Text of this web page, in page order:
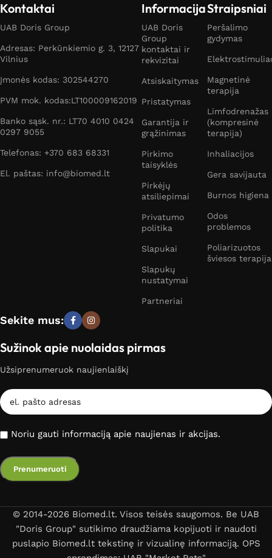
Kontaktai
UAB Doris Group
Adresas: Perkūnkiemio g. 3, 12127
Vilnius
Įmonės kodas: 302544270
PVM mok. kodas:LT100009162019
Banko sąsk. nr.: LT70 4010 0424
0297 9055
Telefonas: +370 683 68331
El. paštas: info@biomed.lt
Informacija
UAB Doris
Group
kontaktai ir
rekvizitai
Atsiskaitymas
Pristatymas
Garantija ir
grąžinimas
Pirkimo
taisyklės
Pirkėjų
atsiliepimai
Privatumo
politika
Slapukai
Slapukų
nustatymai
Partneriai
Straipsniai
Peršalimo
gydymas
Magnetinė
terapija
Limfodrenažas
(kompresinė
terapija)
Inhaliacijos
Gera savijauta
Burnos higiena
Odos
problemos
Poliarizuotos
šviesos terapija
Sekite mus:
Sužinok apie nuolaidas pirmas
Užsiprenumeruok naujienlaiškį
Noriu gauti informaciją apie naujienas ir akcijas.
© 2014-2026 Biomed.lt. Visos teisės saugomos. Be UAB
"Doris Group" sutikimo draudžiama kopijuoti ir naudoti
puslapio Biomed.lt tekstinę ir vizualinę informaciją. OPS